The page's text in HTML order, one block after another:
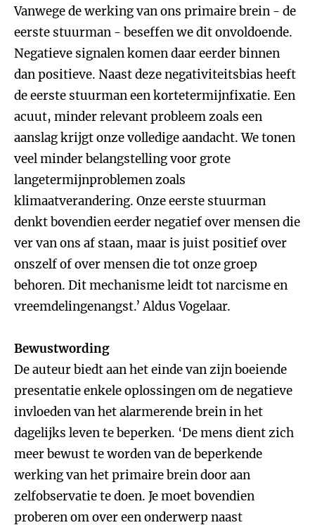
Vanwege de werking van ons primaire brein - de
eerste stuurman - beseffen we dit onvoldoende.
Negatieve signalen komen daar eerder binnen
dan positieve. Naast deze negativiteitsbias heeft
de eerste stuurman een kortetermijnfixatie. Een
acuut, minder relevant probleem zoals een
aanslag krijgt onze volledige aandacht. We tonen
veel minder belangstelling voor grote
langetermijnproblemen zoals
klimaatverandering. Onze eerste stuurman
denkt bovendien eerder negatief over mensen die
ver van ons af staan, maar is juist positief over
onszelf of over mensen die tot onze groep
behoren. Dit mechanisme leidt tot narcisme en
vreemdelingenangst.’ Aldus Vogelaar.
Bewustwording
De auteur biedt aan het einde van zijn boeiende
presentatie enkele oplossingen om de negatieve
invloeden van het alarmerende brein in het
dagelijks leven te beperken. ‘De mens dient zich
meer bewust te worden van de beperkende
werking van het primaire brein door aan
zelfobservatie te doen. Je moet bovendien
proberen om over een onderwerp naast